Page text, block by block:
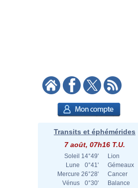
Transits et éphémérides
7 août, 07h16 T.U.
Soleil 14°49'
Lion
Lune
0°41'
Gémeaux
Mercure 26°28'
Cancer
Vénus
0°30'
Balance